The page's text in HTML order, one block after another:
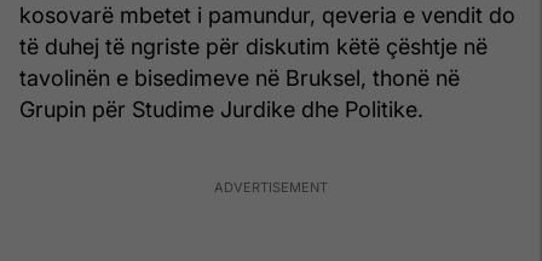
kosovarë mbetet i pamundur, qeveria e vendit do
të duhej të ngriste për diskutim këtë çështje në
tavolinën e bisedimeve në Bruksel, thonë në
Grupin për Studime Jurdike dhe Politike.